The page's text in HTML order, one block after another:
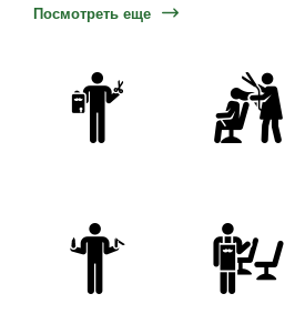
Посмотреть еще